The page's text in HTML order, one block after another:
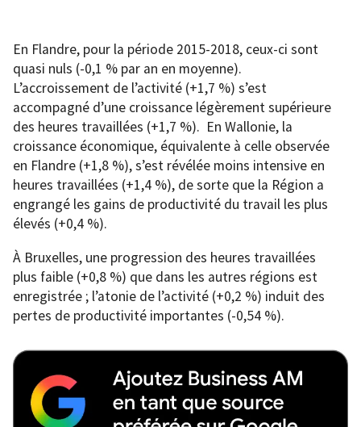
En Flandre, pour la période 2015-2018, ceux-ci sont
quasi nuls (-0,1 % par an en moyenne).
L’accroissement de l’activité (+1,7 %) s’est
accompagné d’une croissance légèrement supérieure
des heures travaillées (+1,7 %). En Wallonie, la
croissance économique, équivalente à celle observée
en Flandre (+1,8 %), s’est révélée moins intensive en
heures travaillées (+1,4 %), de sorte que la Région a
engrangé les gains de productivité du travail les plus
élevés (+0,4 %).
À Bruxelles, une progression des heures travaillées
plus faible (+0,8 %) que dans les autres régions est
enregistrée ; l’atonie de l’activité (+0,2 %) induit des
pertes de productivité importantes (-0,54 %).